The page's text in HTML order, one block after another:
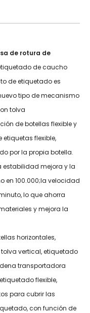
de rotura de
de caucho
de etiquetado es
tipo de mecanismo
tolva
de botellas flexible y
flexible,
por la propia botella.
estabilidad mejora y la
en 100.000;la velocidad
lo que ahorra
y mejora la
horizontales,
vertical, etiquetado
transportadora
flexible,
para cubrir las
con función de